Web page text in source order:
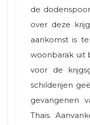
de
over deze
aankomst is
woonbarak uit
voor de
schilderijen
gevangenen
Thais.